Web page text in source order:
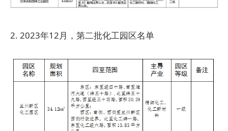
2. 2023年12月，第二批化工园区名单